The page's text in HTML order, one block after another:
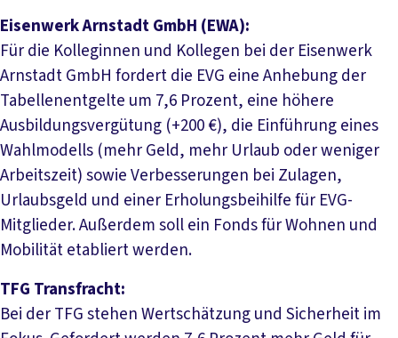
Eisenwerk Arnstadt GmbH (EWA):
Für die Kolleginnen und Kollegen bei der Eisenwerk
Arnstadt GmbH fordert die EVG eine Anhebung der
Tabellenentgelte um 7,6 Prozent, eine höhere
Ausbildungsvergütung (+200 €), die Einführung eines
Wahlmodells (mehr Geld, mehr Urlaub oder weniger
Arbeitszeit) sowie Verbesserungen bei Zulagen,
Urlaubsgeld und einer Erholungsbeihilfe für EVG-
Mitglieder. Außerdem soll ein Fonds für Wohnen und
Mobilität etabliert werden.
TFG Transfracht:
Bei der TFG stehen Wertschätzung und Sicherheit im